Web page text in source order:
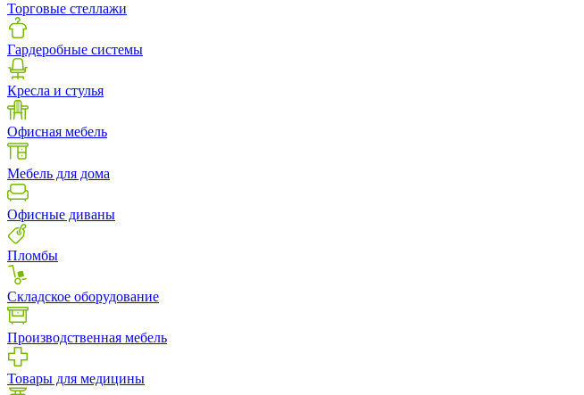
Торговые стеллажи
Гардеробные системы
Кресла и стулья
Офисная мебель
Мебель для дома
Офисные диваны
Пломбы
Складское оборудование
Производственная мебель
Товары для медицины